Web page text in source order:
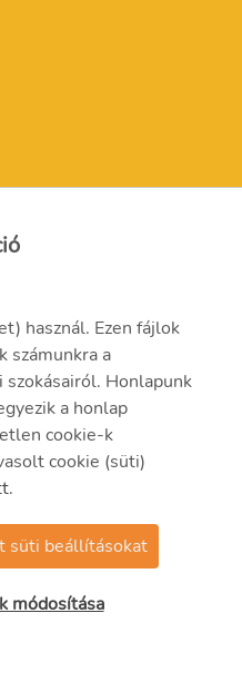
használ. Ezen fájlok
számunkra a
Honlapunk
a honlap
cookie-k
cookie (süti)
.
süti beállításokat
módosítása